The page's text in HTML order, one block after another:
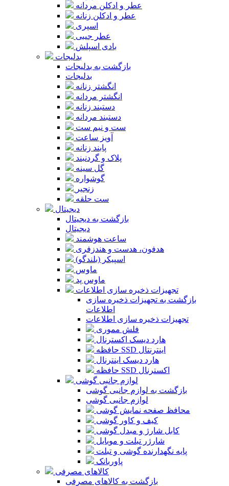
عطر و ادکلن مردانه
عطر و ادکلن زنانه
اسپری
عطر جیبی
بادی اسپلش
بدلیجات
بازگشت به بدلیجات
بدلیجات
انگشتر زنانه
انگشتر مردانه
دستبند زنانه
دستبند مردانه
ست و نیم ست
آویز ساعت
پابند زنانه
پلاک و گردنبند
گل سینه
گوشواره
زنجیر
ست حلقه
دیجیتال
بازگشت به دیجیتال
دیجیتال
ساعت هوشمند
هدفون، هدست و هندزفری
اسپیکر (بلندگو)
ماوس
ماوس پد
تجهیزات ذخیره سازی اطلاعات
بازگشت به تجهیزات ذخیره سازی
اطلاعات
تجهیزات ذخیره سازی اطلاعات
فلش مموری
هارد دیسک اکسترنال
حافظه SSD اینترنتال
هارد دیسک اینترنال
حافظه SSD اکسترنال
لوازم جانبی گوشی
بازگشت به لوازم جانبی گوشی
لوازم جانبی گوشی
محافظ صفحه نمایش گوشی
کیف و کاور گوشی
کابل شارژ و مبدل گوشی
شارژر تبلت و موبایل
پایه نگهدارنده گوشی و تبلت
پاوربانک
کالاهای مصرفی
بازگشت به کالاهای مصرفی